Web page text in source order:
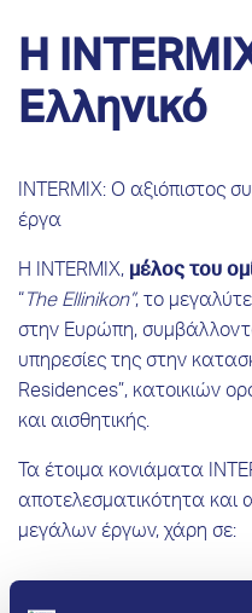
Η
Ελληνικό
INTERMIX: Ο αξιόπιστος
έργα
Η INTERMIX, μέλος του
The Ellinikon”, το
στην Ευρώπη,
υπηρεσίες της στην
Residences”, κατοικιών
και αισθητικής.
Τα έτοιμα κονιάματα
αποτελεσματικότητα και
μεγάλων έργων, χάρη σε:
Εγγυημένη ποιότητα,